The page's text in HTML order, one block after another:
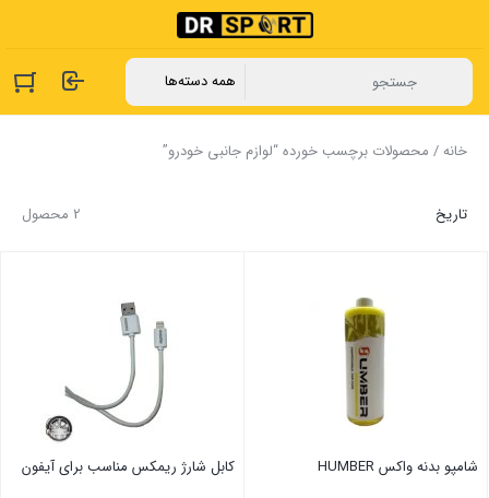
خانه/ محصولات برچسب خورده “لوازم جانبی خودرو”
2 محصول تاریخ
شامپو بدنه واکس HUMBER کابل شارژ ریمکس مناسب برای آیفون